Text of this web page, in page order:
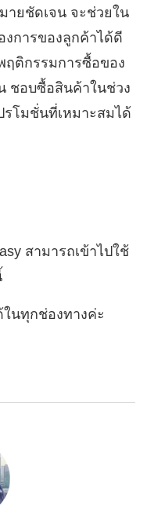
ายชัดเจน จะช่วยใน
การของลูกค้าได้ดี
ฤติกรรมการซื้อของ
ชอบซื้อสินค้าในช่วง
โมชั่นที่เหมาะสมได้
สามารถเข้าไปใช้
นทุกช่องทางค่ะ